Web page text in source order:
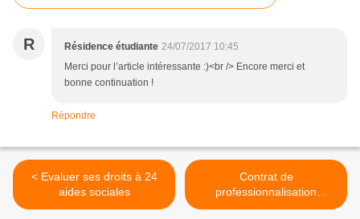
R Résidence étudiante 24/07/2017 10:45
Merci pour l’article intéressante :)<br /> Encore merci et
bonne continuation !
Répondre
< Evaluer ses droits à 24
aides sociales
Contrat de
professionnalisation
expérimental >